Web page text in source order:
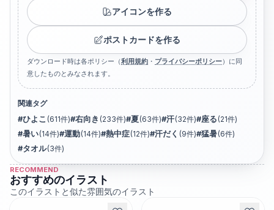
アイコンを作る
ポストカードを作る
ダウンロード時は各ポリシー（利用規約 ・ プライバシーポリシー）に同
意したものとみなされます。
関連タグ
#ひよこ (611件)#右向き (233件)#夏(63件)#汗(32件)#座る (21件)
#暑い(14件)#運動(14件)#熱中症(12件)#汗だく (9件)#猛暑(6件)
#タオル(3件)
RECOMMEND
おすすめのイラスト
このイラストと似た雰囲気のイラスト